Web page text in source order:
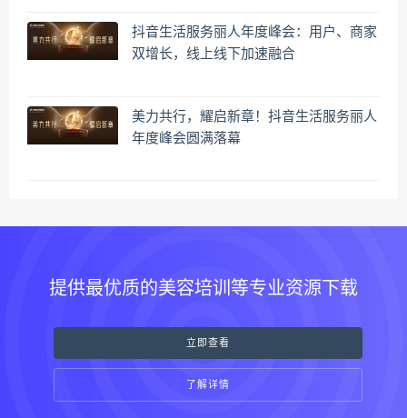
抖音生活服务丽人年度峰会：用户、商家
双增长，线上线下加速融合
美力共行，耀启新章！抖音生活服务丽人
年度峰会圆满落幕
提供最优质的美容培训等专业资源下载
立即查看
了解详情